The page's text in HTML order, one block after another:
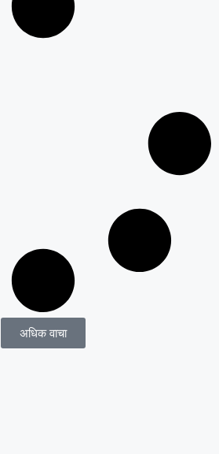
अधिक वाचा